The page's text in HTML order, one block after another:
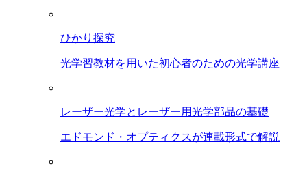
ひかり探究
光学習教材を用いた初心者のための光学講座
レーザー光学とレーザー用光学部品の基礎
エドモンド・オプティクスが連載形式で解説